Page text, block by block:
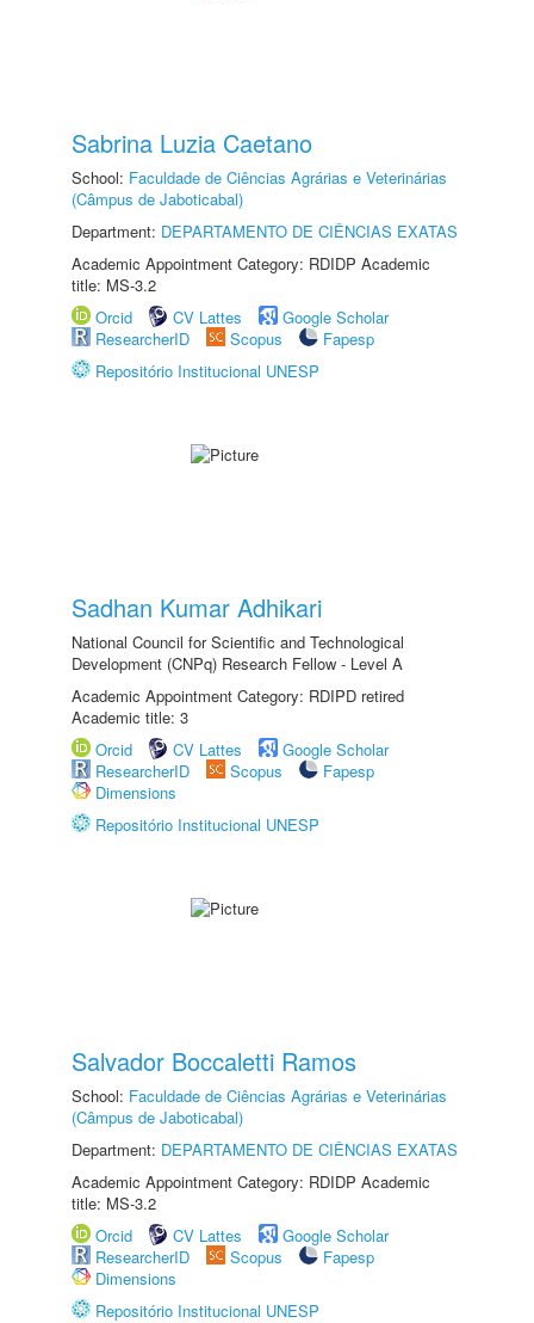
Sabrina Luzia Caetano
School: Faculdade de Ciências Agrárias e Veterinárias
(Câmpus de Jaboticabal)
Department: DEPARTAMENTO DE CIÊNCIAS EXATAS
Academic Appointment Category: RDIDP Academic
title: MS-3.2
Orcid
CV Lattes
Google Scholar
ResearcherID
Scopus
Fapesp
Repositório Institucional UNESP
Sadhan Kumar Adhikari
National Council for Scientific and Technological
Development (CNPq) Research Fellow - Level A
Academic Appointment Category: RDIPD retired
Academic title: 3
Orcid
CV Lattes
Google Scholar
ResearcherID
Scopus
Fapesp
Dimensions
Repositório Institucional UNESP
Salvador Boccaletti Ramos
School: Faculdade de Ciências Agrárias e Veterinárias
(Câmpus de Jaboticabal)
Department: DEPARTAMENTO DE CIÊNCIAS EXATAS
Academic Appointment Category: RDIDP Academic
title: MS-3.2
Orcid
CV Lattes
Google Scholar
ResearcherID
Scopus
Fapesp
Dimensions
Repositório Institucional UNESP